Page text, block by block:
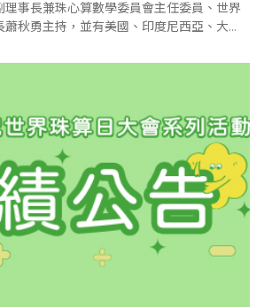
理事長兼珠心算數學委員會主任委員、世界
秋勇主持，並有美國、印度尼西亞、大
親節也是世界珠算日，本次慶祝大會同步舉